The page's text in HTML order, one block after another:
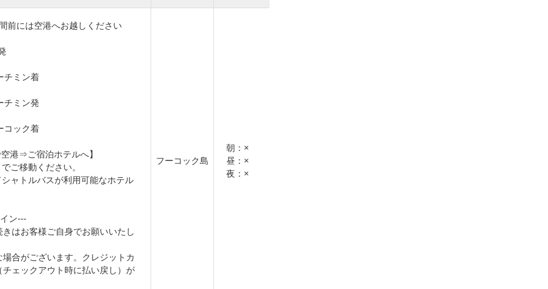
前には空港へお越しください
チミン着
チミン発
コック着
港⇒ご宿泊ホテルへ】
ご移動ください。
ャトルバスが利用可能なホテル
ン---
はお客様ご自身でお願いいたし
合がございます。クレジットカ
ェックアウト時に払い戻し）が
フーコック島
朝：×
昼：×
夜：×